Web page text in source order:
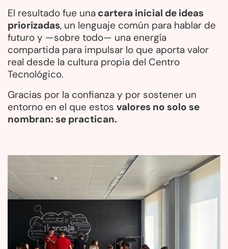
El resultado fue una cartera inicial de ideas
priorizadas, un lenguaje común para hablar de
futuro y —sobre todo— una energía
compartida para impulsar lo que aporta valor
real desde la cultura propia del Centro
Tecnológico.
Gracias por la confianza y por sostener un
entorno en el que estos valores no solo se
nombran: se practican.